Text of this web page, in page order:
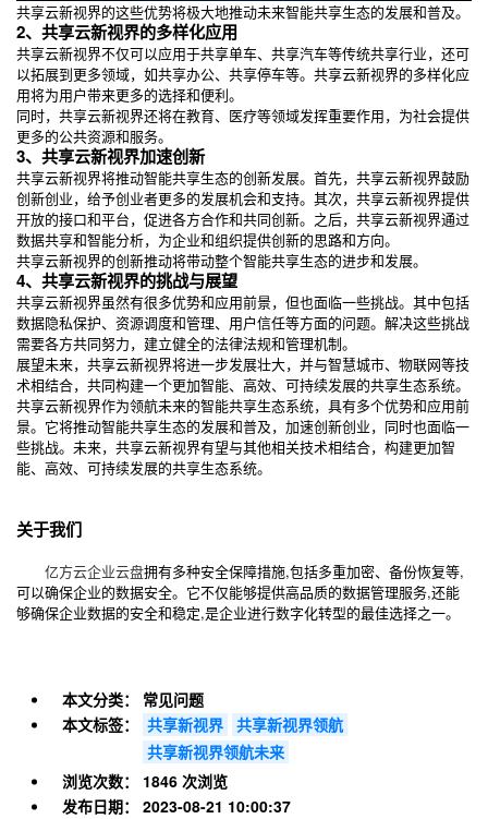
共享云新视界的这些优势将极大地推动未来智能共享生态的发展和普及。
2、共享云新视界的多样化应用
共享云新视界不仅可以应用于共享单车、共享汽车等传统共享行业，还可
以拓展到更多领域，如共享办公、共享停车等。共享云新视界的多样化应
用将为用户带来更多的选择和便利。
同时，共享云新视界还将在教育、医疗等领域发挥重要作用，为社会提供
更多的公共资源和服务。
3、共享云新视界加速创新
共享云新视界将推动智能共享生态的创新发展。首先，共享云新视界鼓励
创新创业，给予创业者更多的发展机会和支持。其次，共享云新视界提供
开放的接口和平台，促进各方合作和共同创新。之后，共享云新视界通过
数据共享和智能分析，为企业和组织提供创新的思路和方向。
共享云新视界的创新推动将带动整个智能共享生态的进步和发展。
4、共享云新视界的挑战与展望
共享云新视界虽然有很多优势和应用前景，但也面临一些挑战。其中包括
数据隐私保护、资源调度和管理、用户信任等方面的问题。解决这些挑战
需要各方共同努力，建立健全的法律法规和管理机制。
展望未来，共享云新视界将进一步发展壮大，并与智慧城市、物联网等技
术相结合，共同构建一个更加智能、高效、可持续发展的共享生态系统。
共享云新视界作为领航未来的智能共享生态系统，具有多个优势和应用前
景。它将推动智能共享生态的发展和普及，加速创新创业，同时也面临一
些挑战。未来，共享云新视界有望与其他相关技术相结合，构建更加智
能、高效、可持续发展的共享生态系统。
关于我们
亿方云企业云盘拥有多种安全保障措施,包括多重加密、备份恢复等,
可以确保企业的数据安全。它不仅能够提供高品质的数据管理服务,还能
够确保企业数据的安全和稳定,是企业进行数字化转型的最佳选择之一。
本文分类：
常见问题
本文标签：
共享新视界 共享新视界领航
共享新视界领航未来
浏览次数：
1846 次浏览
发布日期：
2023-08-21 10:00:37